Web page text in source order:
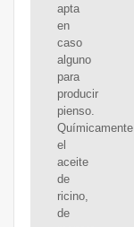
apta
en
caso
alguno
para
producir
pienso.
Químicamente
el
aceite
de
ricino,
de